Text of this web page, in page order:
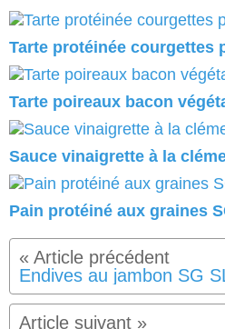
Tarte protéinée courgettes
Tarte poireaux bacon
Sauce vinaigrette à la
Pain protéiné aux graines
Endives au jambon SG